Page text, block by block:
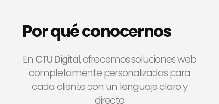
Por qué conocernos
En CTU Digital, ofrecemos soluciones web
completamente personalizadas para
cada cliente con un lenguaje claro y
directo